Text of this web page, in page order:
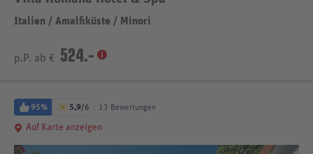
Italien / Amalfiküste / Minori
p.P. ab € 524.-
95% 5,9/6 13 Bewertungen
Auf Karte anzeigen